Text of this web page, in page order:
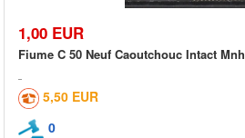
1,00 EUR
Fiume C 50 Neuf Caoutchouc Intact Mnh
5,50 EUR
0